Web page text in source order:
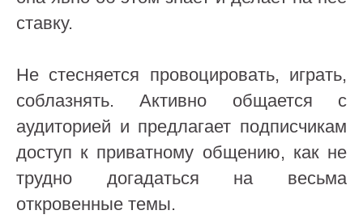
ставку.
Не стесняется провоцировать, играть,
соблазнять. Активно общается с
аудиторией и предлагает подписчикам
доступ к приватному общению, как не
трудно догадаться на весьма
откровенные темы.